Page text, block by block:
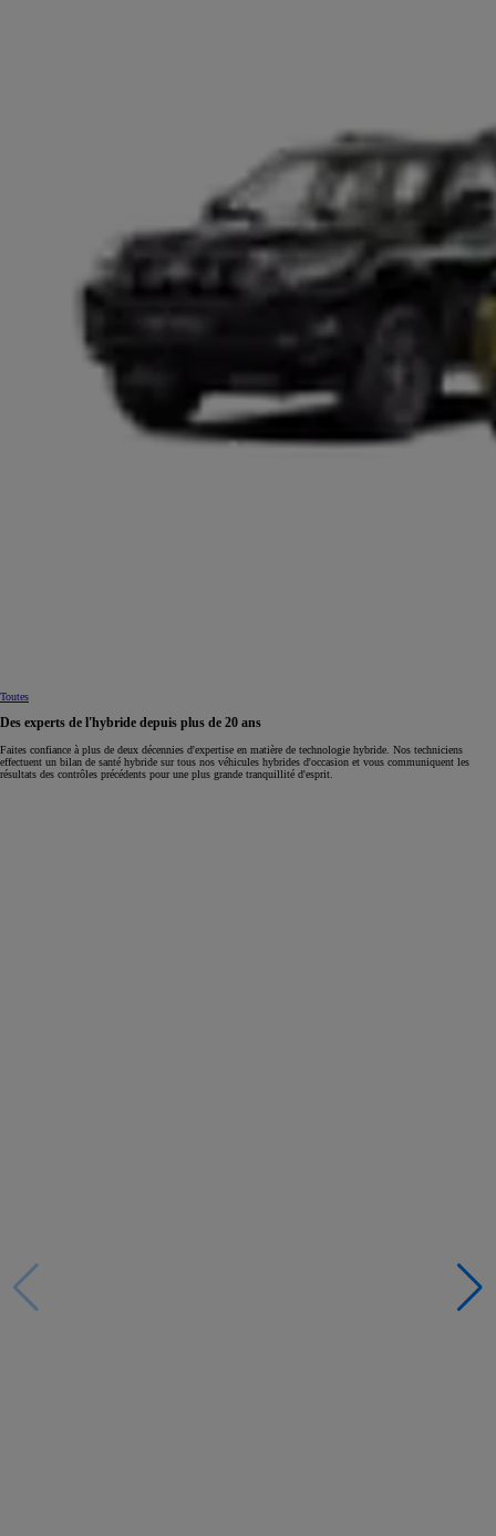
Toutes
Des experts de l'hybride depuis plus de 20 ans
Faites confiance à plus de deux décennies d'expertise en matière de technologie hybride. Nos techniciens
effectuent un bilan de santé hybride sur tous nos véhicules hybrides d'occasion et vous communiquent les
résultats des contrôles précédents pour une plus grande tranquillité d'esprit.